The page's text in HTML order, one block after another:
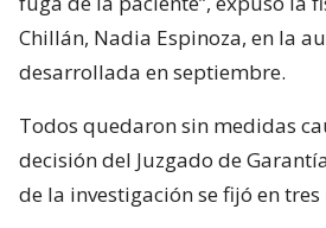
Chillán, Nadia Espinoza, en la
desarrollada en septiembre.
Todos quedaron sin medidas
decisión del Juzgado de
de la investigación se fijó en tres